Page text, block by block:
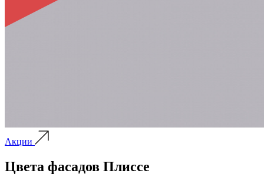
Акции
Цвета фасадов Плиссе